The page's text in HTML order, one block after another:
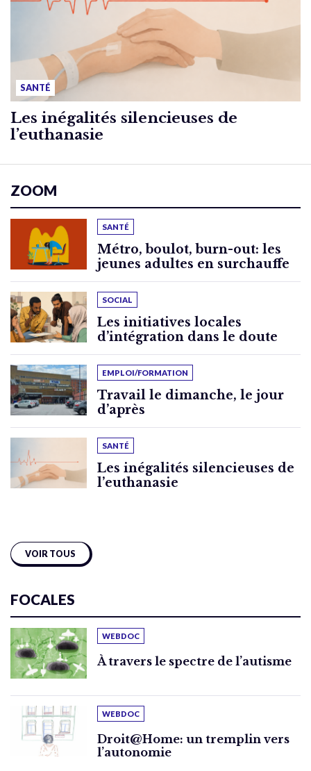
SANTÉ
Les inégalités silencieuses de
l’euthanasie
ZOOM
SANTÉ
Métro, boulot, burn-out: les
jeunes adultes en surchauffe
SOCIAL
Les initiatives locales
d’intégration dans le doute
EMPLOI/FORMATION
Travail le dimanche, le jour
d’après
SANTÉ
Les inégalités silencieuses de
l’euthanasie
VOIR TOUS
FOCALES
WEBDOC
À travers le spectre de l’autisme
WEBDOC
Droit@Home: un tremplin vers
l’autonomie